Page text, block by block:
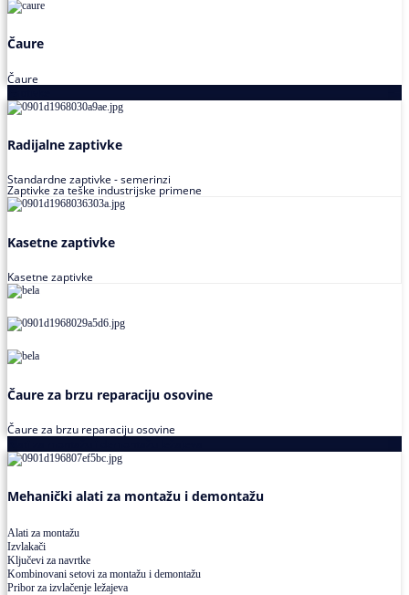
Čaure
Čaure
Radijalne zaptivke
Standardne zaptivke - semerinzi
Zaptivke za teške industrijske primene
Kasetne zaptivke
Kasetne zaptivke
Čaure za brzu reparaciju osovine
Čaure za brzu reparaciju osovine
Mehanički alati za montažu i demontažu
Alati za montažu
Izvlakači
Ključevi za navrtke
Kombinovani setovi za montažu i demontažu
Pribor za izvlačenje ležajeva